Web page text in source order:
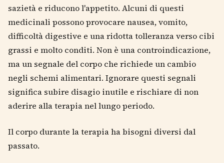
sazietà e riducono l'appetito. Alcuni di questi
medicinali possono provocare nausea, vomito,
difficoltà digestive e una ridotta tolleranza verso cibi
grassi e molto conditi. Non è una controindicazione,
ma un segnale del corpo che richiede un cambio
negli schemi alimentari. Ignorare questi segnali
significa subire disagio inutile e rischiare di non
aderire alla terapia nel lungo periodo.
Il corpo durante la terapia ha bisogni diversi dal
passato.